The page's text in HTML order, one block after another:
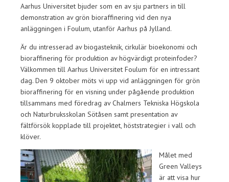
Aarhus Universitet bjuder som en av sju partners in till
demonstration av grön bioraffinering vid den nya
anläggningen i Foulum, utanför Aarhus på Jylland.
Är du intresserad av biogasteknik, cirkulär bioekonomi och
bioraffinering för produktion av högvärdigt proteinfoder?
Välkommen till Aarhus Universitet Foulum för en intressant
dag. Den 9 oktober möts vi upp vid anläggningen för grön
bioraffinering för en visning under pågående produktion
tillsammans med föredrag av Chalmers Tekniska Högskola
och Naturbruksskolan Sötåsen samt presentation av
fältförsök kopplade till projektet, höststrategier i vall och
klöver.
Målet med
Green Valleys
är att visa hur